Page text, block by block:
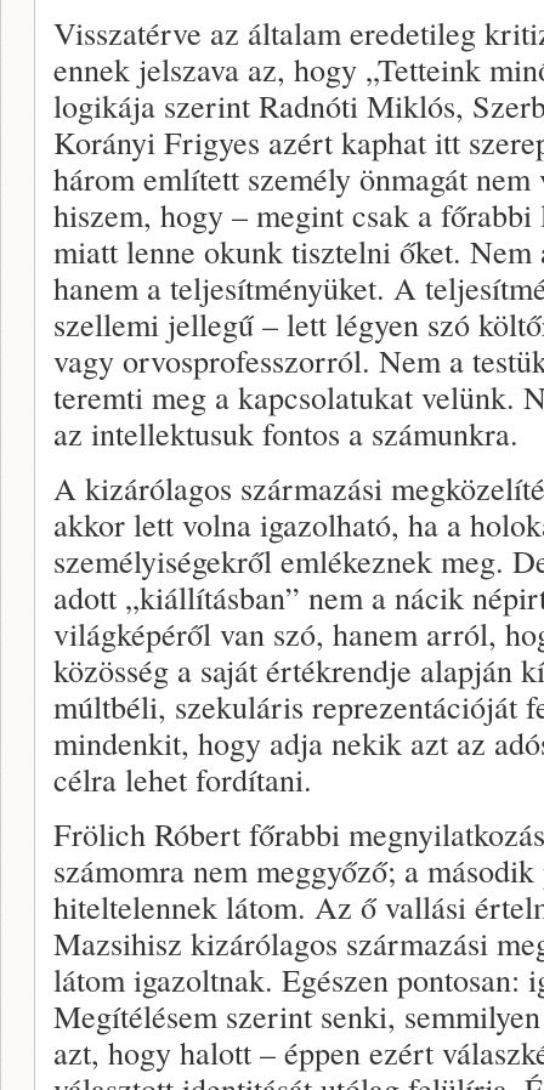
Visszatérve az általam eredetileg
ennek jelszava az, hogy „Tetteink
logikája szerint Radnóti Miklós,
Korányi Frigyes azért kaphat itt
három említett személy önmagát
hiszem, hogy – megint csak a
miatt lenne okunk tisztelni őket.
hanem a teljesítményüket. A
szellemi jellegű – lett légyen szó
vagy orvosprofesszorról. Nem a
teremti meg a kapcsolatukat velünk.
az intellektusuk fontos a számunkra.
A kizárólagos származási
akkor lett volna igazolható, ha a
személyiségekről emlékeznek meg.
adott „kiállításban” nem a nácik
világképéről van szó, hanem arról,
közösség a saját értékrendje alapján
múltbéli, szekuláris reprezentációját
mindenkit, hogy adja nekik azt az
célra lehet fordítani.
Frölich Róbert főrabbi
számomra nem meggyőző; a
hiteltelennek látom. Az ő vallási
Mazsihisz kizárólagos származási
látom igazoltnak. Egészen pontosan:
Megítélésem szerint senki,
azt, hogy halott – éppen ezért